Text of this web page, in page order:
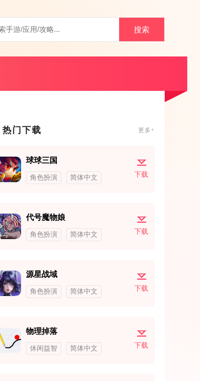
搜索
热门下载 更多+
球球三国
角色扮演 简体中文 下载
代号魔物娘
角色扮演 简体中文 下载
源星战域
角色扮演 简体中文 下载
物理掉落
休闲益智 简体中文 下载